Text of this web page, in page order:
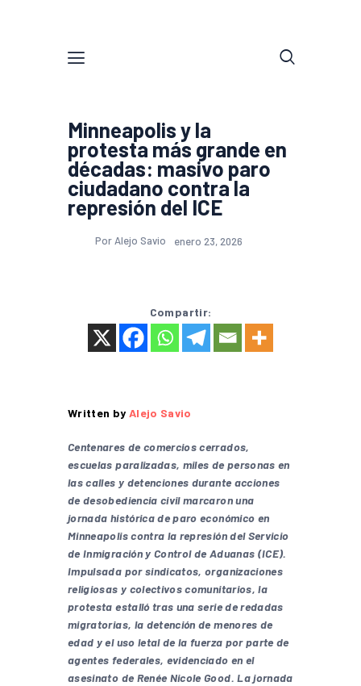
Minneapolis y la
protesta más grande en
décadas: masivo paro
ciudadano contra la
represión del ICE
Por Alejo Savio enero 23, 2026
Compartir:
Written by Alejo Savio
Centenares de comercios cerrados,
escuelas paralizadas, miles de personas en
las calles y detenciones durante acciones
de desobediencia civil marcaron una
jornada histórica de paro económico en
Minneapolis contra la represión del Servicio
de Inmigración y Control de Aduanas (ICE).
Impulsada por sindicatos, organizaciones
religiosas y colectivos comunitarios, la
protesta estalló tras una serie de redadas
migratorias, la detención de menores de
edad y el uso letal de la fuerza por parte de
agentes federales, evidenciado en el
asesinato de Renée Nicole Good. La jornada